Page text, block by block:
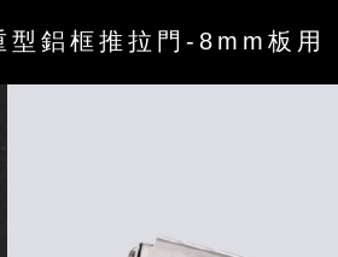
型鋁框推拉門-8mm板